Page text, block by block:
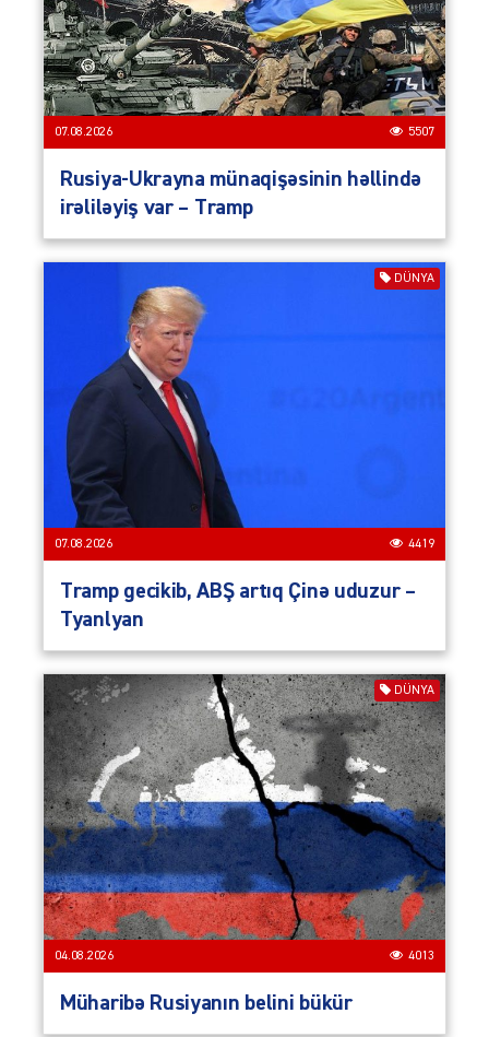
07.08.2026 5507
Rusiya-Ukrayna münaqişəsinin həllində
irəliləyiş var – Tramp
DÜNYA
07.08.2026 4419
Tramp gecikib, ABŞ artıq Çinə uduzur –
Tyanlyan
DÜNYA
04.08.2026 4013
Müharibə Rusiyanın belini bükür